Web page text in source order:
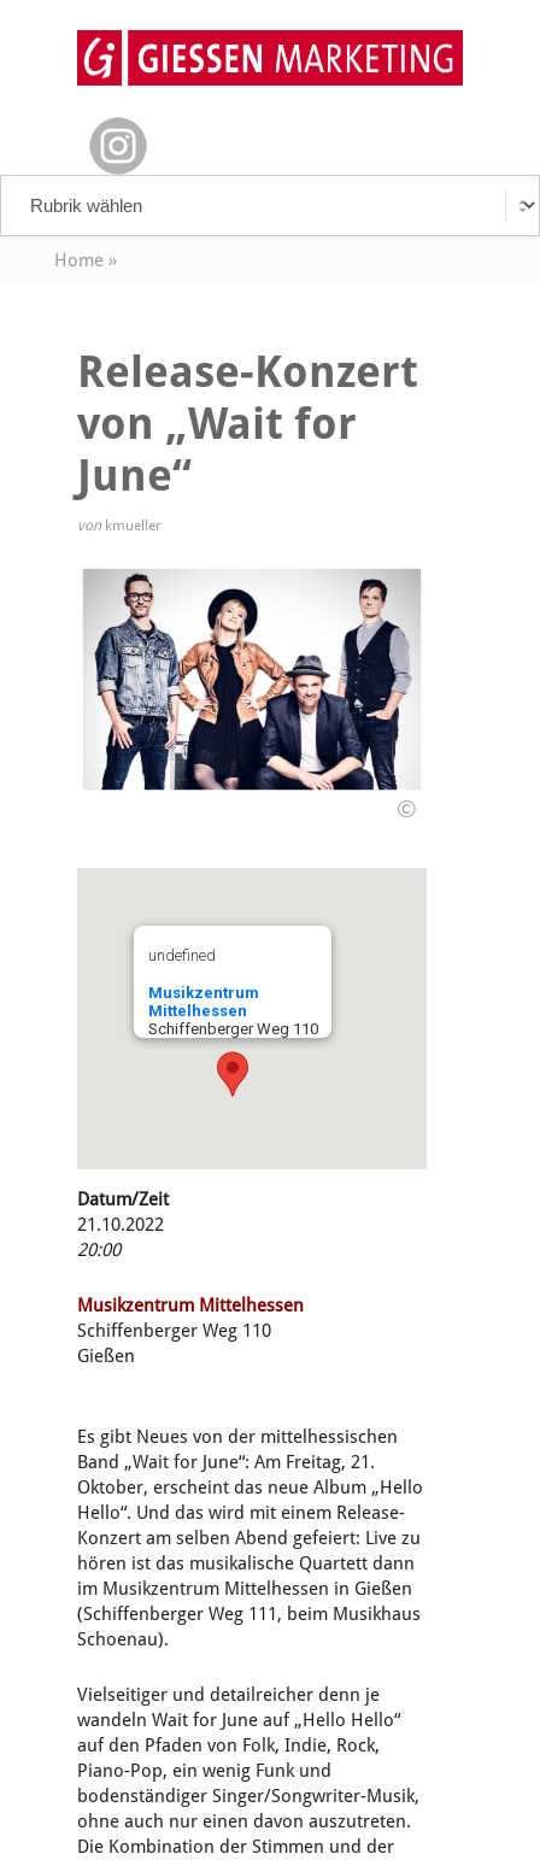
Home»
Release-Konzert
von „Wait for
June“
von kmueller
©
undefined
Musikzentrum
Mittelhessen
Schiffenberger Weg 110
Datum/Zeit
21.10.2022
20:00
Musikzentrum Mittelhessen
Schiffenberger Weg 110
Gießen
Es gibt Neues von der mittelhessischen
Band „Wait for June“: Am Freitag, 21.
Oktober, erscheint das neue Album „Hello
Hello“. Und das wird mit einem Release-
Konzert am selben Abend gefeiert: Live zu
hören ist das musikalische Quartett dann
im Musikzentrum Mittelhessen in Gießen
(Schiffenberger Weg 111, beim Musikhaus
Schoenau).
Vielseitiger und detailreicher denn je
wandeln Wait for June auf „Hello Hello“
auf den Pfaden von Folk, Indie, Rock,
Piano-Pop, ein wenig Funk und
bodenständiger Singer/Songwriter-Musik,
ohne auch nur einen davon auszutreten.
Die Kombination der Stimmen und der